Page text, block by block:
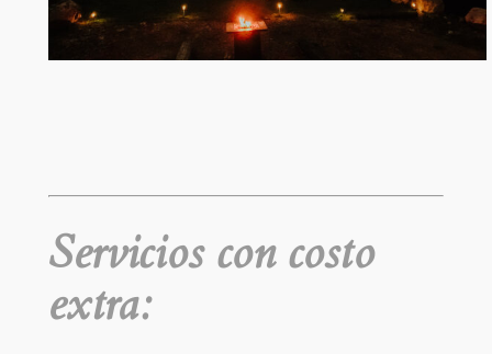
Servicios con costo
extra: